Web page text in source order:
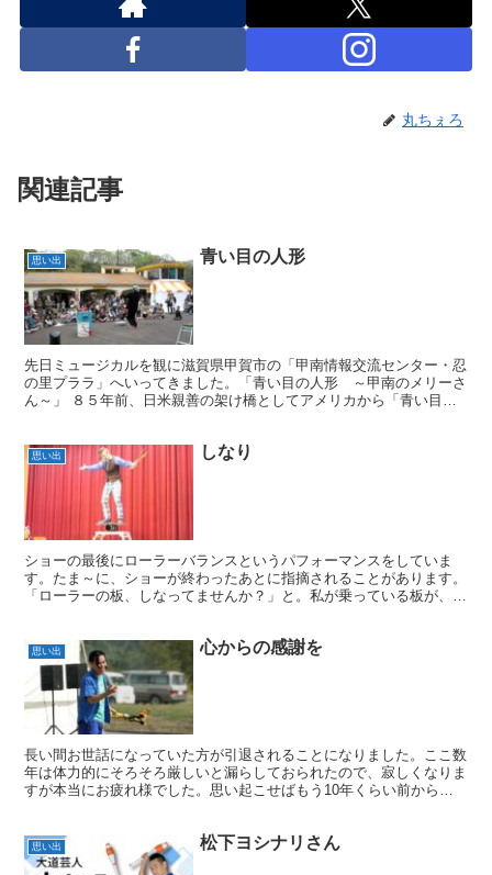
丸ちぇろ
関連記事
思い出 青い目の人形
先日ミュージカルを観に滋賀県甲賀市の「甲南情報交流センター・忍
の里プララ」へいってきました。「青い目の人形 ～甲南のメリーさ
ん～」 ８５年前、日米親善の架け橋としてアメリカから「青い目の
思い出 しなり
ショーの最後にローラーバランスというパフォーマンスをしていま
す。たま～に、ショーが終わったあとに指摘されることがあります。
「ローラーの板、しなってませんか？」と。私が乗っている板が、重
思い出 心からの感謝を
長い間お世話になっていた方が引退されることになりました。ここ数
年は体力的にそろそろ厳しいと漏らしておられたので、寂しくなりま
すが本当にお疲れ様でした。思い起こせばもう10年くらい前からお
思い出 松下ヨシナリさん